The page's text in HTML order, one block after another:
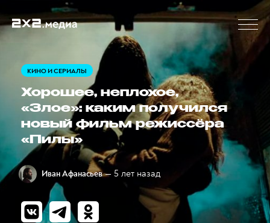
КИНО И СЕРИАЛЫ
Хорошее, неплохое,
«Злое»: каким получился
новый фильм режиссёра
«Пилы»
Иван Афанасьев — 5 лет назад